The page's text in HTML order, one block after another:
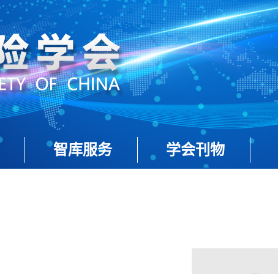
智库服务 学会刊物